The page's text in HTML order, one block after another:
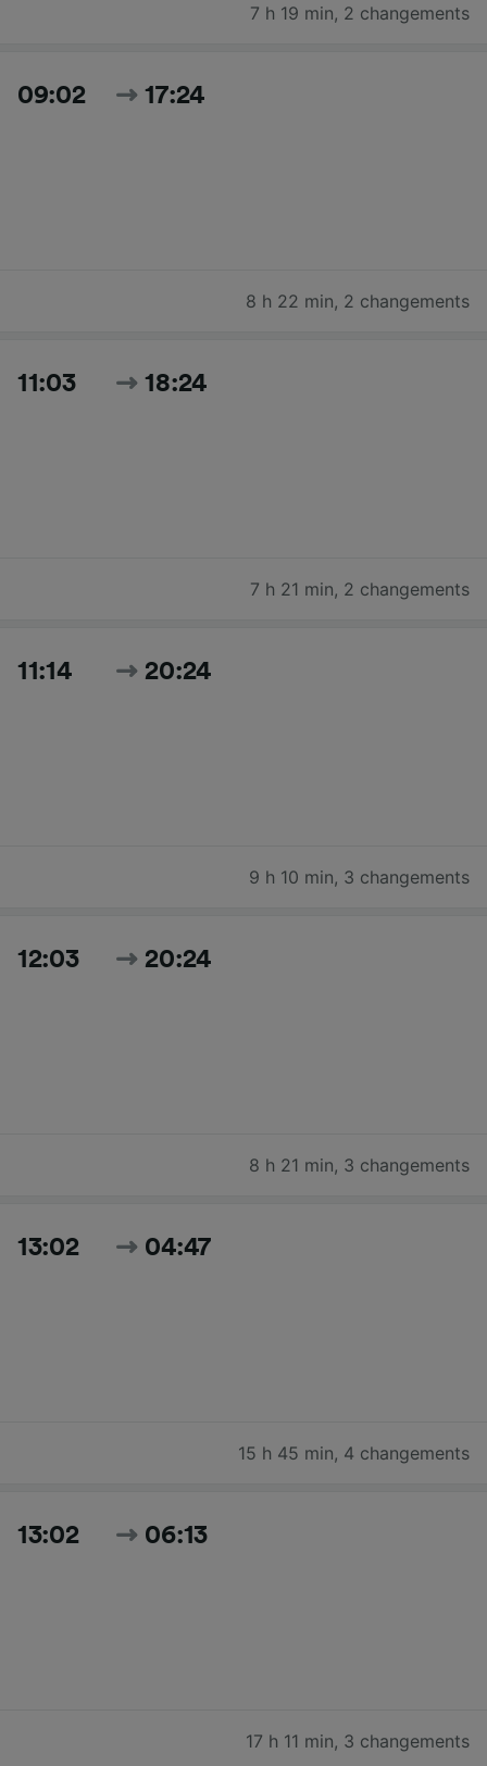
7 h 19 min, 2 changements
09:02 17:24
8 h 22 min, 2 changements
11:03 18:24
7 h 21 min, 2 changements
11:14 20:24
9 h 10 min, 3 changements
12:03 20:24
8 h 21 min, 3 changements
13:02 04:47
15 h 45 min, 4 changements
13:02 06:13
17 h 11 min, 3 changements